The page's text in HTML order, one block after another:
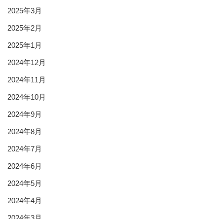
2025年3月
2025年2月
2025年1月
2024年12月
2024年11月
2024年10月
2024年9月
2024年8月
2024年7月
2024年6月
2024年5月
2024年4月